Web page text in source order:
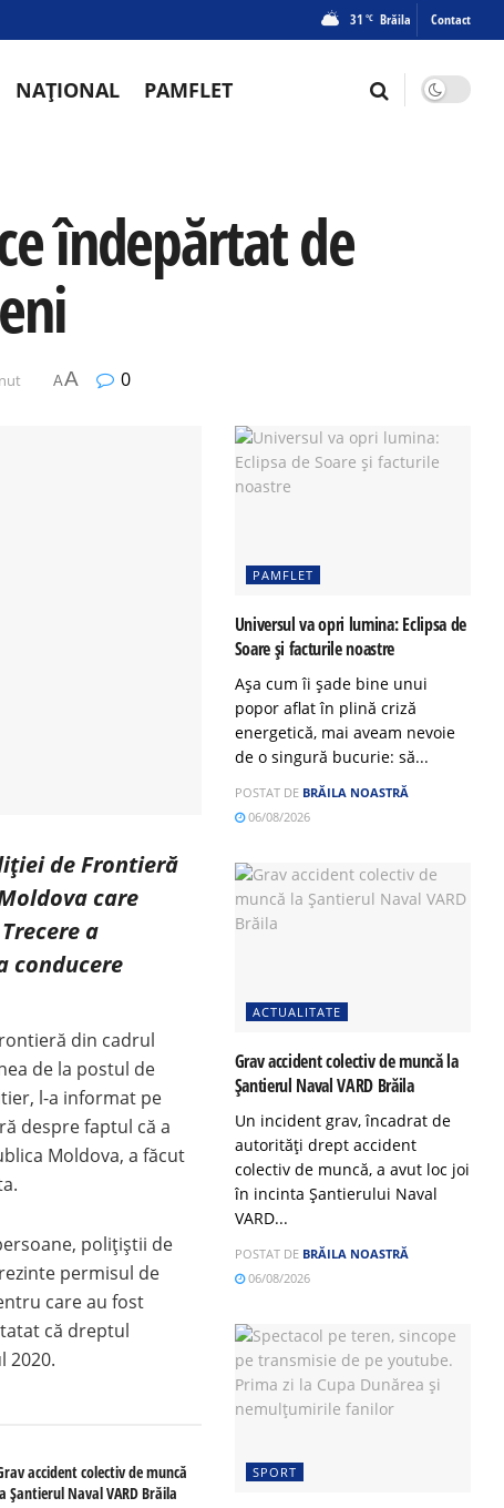
31 °C Brăila Contact
NAȚIONAL PAMFLET
îndepărtat de
AA 0
de Frontieră
care
a
conducere
din cadrul
de la postul de
l-a informat pe
despre faptul că a
Moldova, a făcut
polițiștii de
permisul de
care au fost
că dreptul
2020.
accident colectiv de muncă
Șantierul Naval VARD Brăila
PAMFLET
Universul va opri lumina: Eclipsa de
Soare și facturile noastre
Așa cum îi șade bine unui
popor aflat în plină criză
energetică, mai aveam nevoie
de o singură bucurie: să...
POSTAT DE BRĂILA NOASTRĂ
06/08/2026
ACTUALITATE
Grav accident colectiv de muncă la
Șantierul Naval VARD Brăila
Un incident grav, încadrat de
autorități drept accident
colectiv de muncă, a avut loc joi
în incinta Șantierului Naval
VARD...
POSTAT DE BRĂILA NOASTRĂ
06/08/2026
SPORT